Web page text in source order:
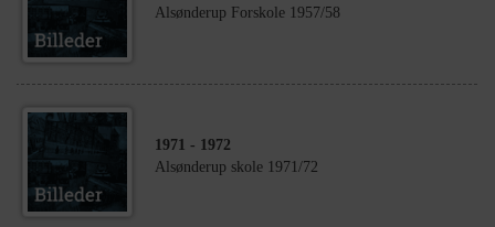
Alsønderup Forskole 1957/58
1971 - 1972
Alsønderup skole 1971/72